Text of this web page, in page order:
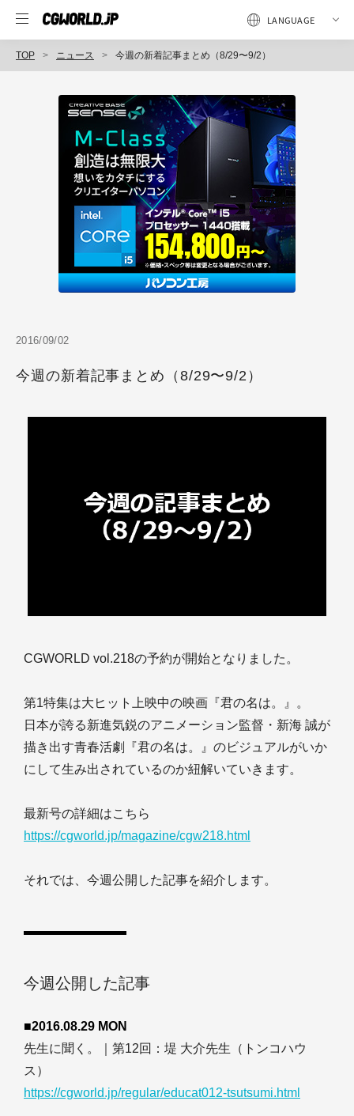
TOP ニュース 今週の新着記事まとめ（8/29〜9/2）
2016/09/02
今週の新着記事まとめ（8/29〜9/2）
CGWORLD vol.218の予約が開始となりました。
第1特集は大ヒット上映中の映画『君の名は。』。
日本が誇る新進気鋭のアニメーション監督・新海 誠が
描き出す青春活劇『君の名は。』のビジュアルがいか
にして生み出されているのか紐解いていきます。
最新号の詳細はこちら
https://cgworld.jp/magazine/cgw218.html
それでは、今週公開した記事を紹介します。
今週公開した記事
■2016.08.29 MON
先生に聞く。｜第12回：堤 大介先生（トンコハウ
ス）
https://cgworld.jp/regular/educat012-tsutsumi.html